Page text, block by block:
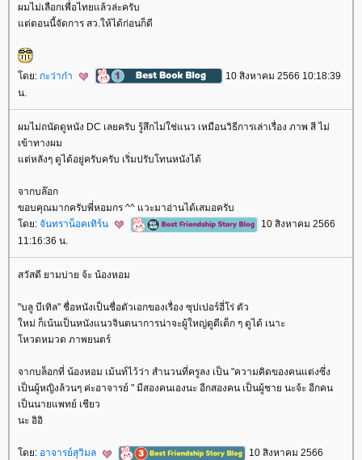
ผมไม่เลือกเพื่อไทยแล้วล่ะครับ
ต่ตอนนี้จัดการ สว.ให้ได้ก่อนก็ดี
ดย: กะว่าก๋า
10 สิงหาคม 2566 10:18:39
น.
ผมไม่ถนัดดูหนัง DC เลยครับ รู้สึกไม่ใช่แนว เหมือนวิธีการเล่าเรื่อง ภาพ สี ไม่
เข้าทางผม
ต่หลังๆ ดูได้อยู่ครับครับ เริ่มปรับโทนหนังได้
จากบล๊อก
ขอบคุณมากครับพี่หอมกร ^^ แวะมาอ่านได้เสมอครับ
ดย: จันทราน็อคเทิร์น
10 สิงหาคม 2566
11:16:36 น.
สวัสดี ยามบ่าย จ้ะ น้องหอม
"บลู บีเทิล" ชื่อหนังเป็นชื่อตัวเอกของเรื่อง ซุปเปอร์ฮี่โร่ ตัว
หม่ ก็เน้นเป็นหนังแนวจินตนาการน่าจะผู้ใหญ่ดูดีเด็ก ๆ ดูได้ เนาะ
หวดหมวด ภาพยนตร์
จากบล็อกที่ น้องหอม เม้นท์ไว้ว่า สำนวนที่ครูลง เป็น "ความคิดของคนแต่งซึ่ง
เป็นผู้หญิงล้วนๆ ค่ะอาจารย์ " มีสองคนเองนะ อีกสองคน เป็นผู้ชาย นะจ้ะ อีกคน
เป็นนายแพทย์ เชียว
นะ อิอิ
ดย: อาจารย์สุวิมล
10 สิงหาคม 2566